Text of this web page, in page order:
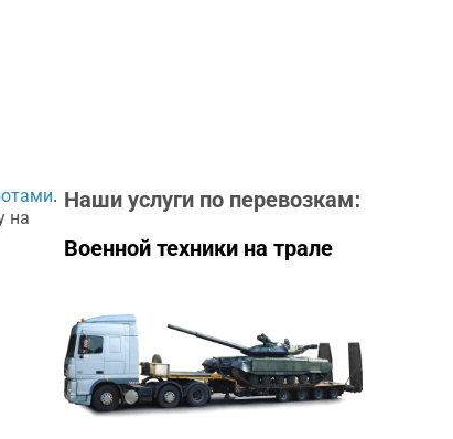
.
на
Наши услуги по перевозкам:
Военной техники на трале